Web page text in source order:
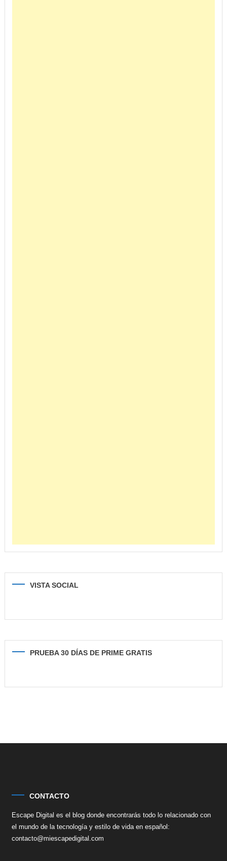
VISTA SOCIAL
PRUEBA 30 DÍAS DE PRIME GRATIS
CONTACTO
Escape Digital es el blog donde encontrarás todo lo relacionado con
el mundo de la tecnología y estilo de vida en español:
contacto@miescapedigital.com